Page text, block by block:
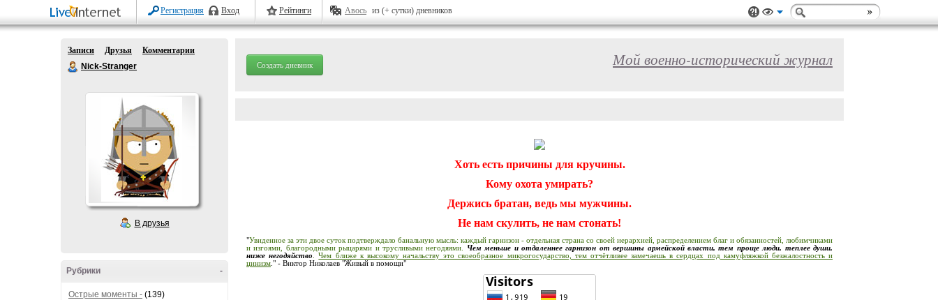
Регистрация Вход Рейтинги Авось из (+ сутки) дневников
Записи Друзья
Комментарии
Nick-Stranger
В друзья
-
Рубрики
Острые моменты - (139)
Создать дневник Мой военно-исторический журнал
Хоть есть причины для кручины.
Кому охота умирать?
Держись братан, ведь мы мужчины.
Не нам скулить, не нам стонать!
"Увиденное за эти двое суток подтверждало банальную мысль: каждый гарнизон - отдельная страна со своей иерархией, распределением благ и обязанностей, любимчиками
и изгоями, благородными рыцарями и трусливыми негодяями.
Чем меньше и отдаленнее гарнизон от вершины армейской власти, тем проще люди, теплее души,
ниже негодяйство
.Чем ближе к высокому начальству это своеобразное микрогосударство, тем отчётливее замечаешь в сердцах под камуфляжкой безжалостность и
цинизм ." - Виктор Николаев "Живый в помощи"